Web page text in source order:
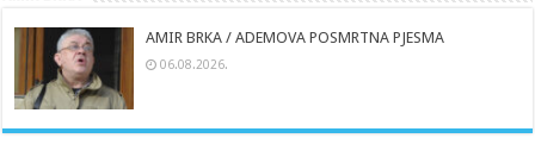
AMIR BRKA / ADEMOVA POSMRTNA PJESMA
06.08.2026.